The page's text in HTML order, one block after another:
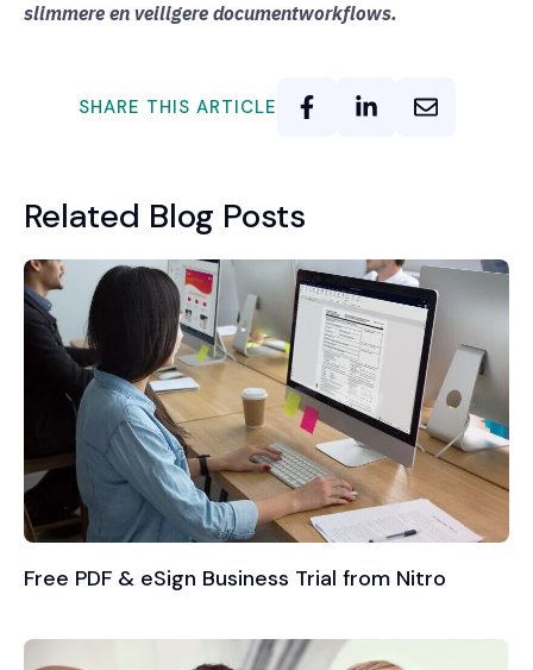
slimmere en veiligere documentworkflows.
SHARE THIS ARTICLE
Related Blog Posts
Free PDF & eSign Business Trial from Nitro